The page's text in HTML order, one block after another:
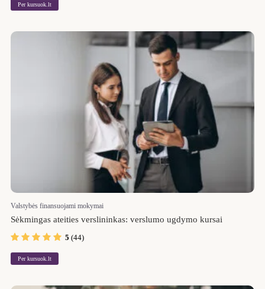
Per kursuok.lt
Valstybės finansuojami mokymai
Sėkmingas ateities verslininkas: verslumo ugdymo kursai
5 (44)
Per kursuok.lt